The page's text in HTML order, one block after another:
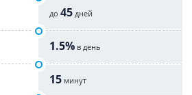
до 45 дней
1.5% в день
15 минут